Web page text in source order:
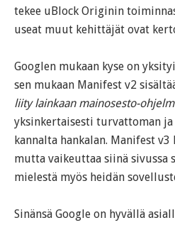
tekee uBlock Originin
useat muut kehittäjät ovat
Googlen mukaan kyse on
sen mukaan Manifest v2
liity lainkaan mainosesto-
yksinkertaisesti turvattoman
kannalta hankalan. Manifest
mutta vaikeuttaa siinä sivussa
mielestä myös heidän
Sinänsä Google on hyvällä